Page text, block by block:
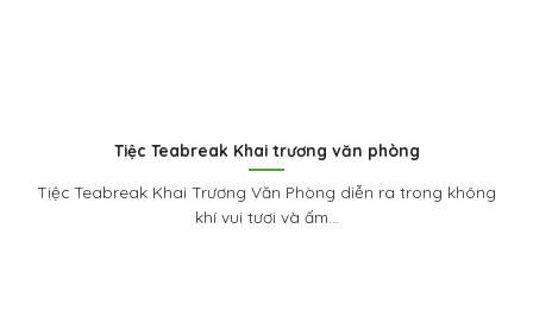
Tiệc Teabreak Khai trương văn phòng
Tiệc Teabreak Khai Trương Văn Phòng diễn ra trong không
khí vui tươi và ấm...